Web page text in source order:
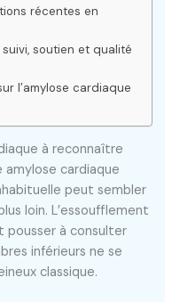
récentes en
soutien et qualité
l’amylose cardiaque
à reconnaître
amylose cardiaque
peut sembler
loin. L’essoufflement
pousser à consulter
inférieurs ne se
classique.